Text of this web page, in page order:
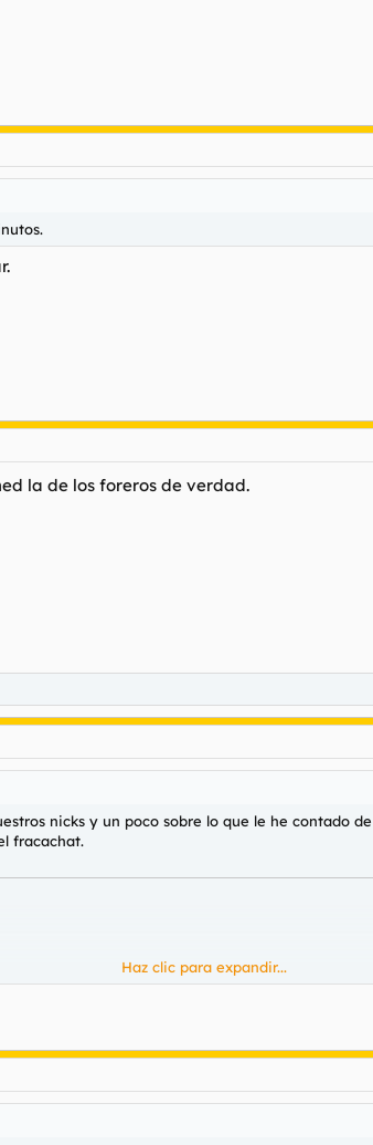
la de los foreros de verdad.
nicks y un poco sobre lo que le he contado
fracachat.
post no está alineado al milímetro, le da un
vida. En su habitación, seguro que hay un olor
a pensión. Se cree el César del lugar, banea
internet con un módem que sonaba como un
Haz clic para expandir...